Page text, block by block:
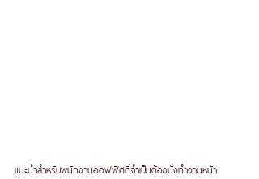
แนะนำสำหรับพนักงานออฟฟิศที่จำเป็นต้องนั่งทำงานหน้า